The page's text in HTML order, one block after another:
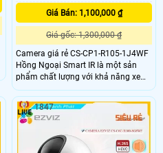
Giá Bán: 1,100,000 ₫
Giá gốc: 1,300,000 ₫
Camera giá rẻ CS-CP1-R105-1J4WF
Hồng Ngoại Smart IR là một sản
phẩm chất lượng với khả năng xem
ban đêm tốt nhờ công nghệ hồng
ngoại và khoảng cách lên đến 10m.
Với khả năng lắp đặt camera ở
những vị trí không gian rộng nhờ
khả năng xoay 360 độ. Công nghệ
hình ảnh IP Wifi giúp xử lý hình ảnh
1847